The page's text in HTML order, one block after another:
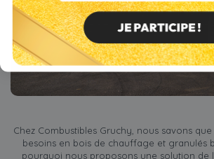
Chez Combustibles Gruchy, nous savons
besoins en bois de chauffage et granulés
pourquoi nous proposons une solution de